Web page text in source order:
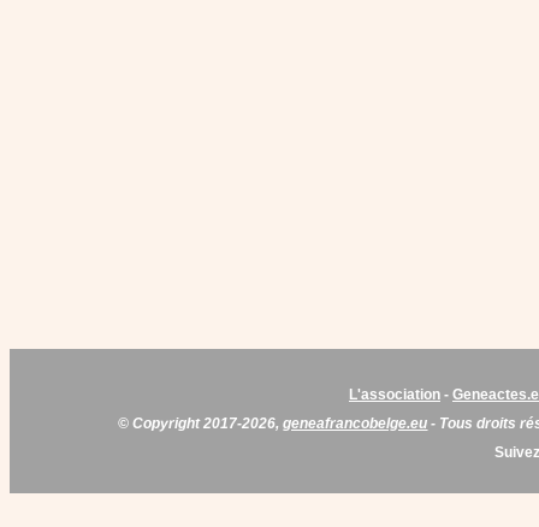
L'association -
© Copyright 2017-2026,geneafrancobelge.eu - Tous droits